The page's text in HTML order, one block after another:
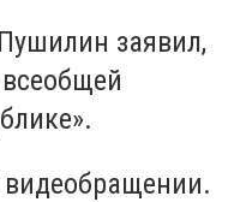
заявил,
видеобращении.